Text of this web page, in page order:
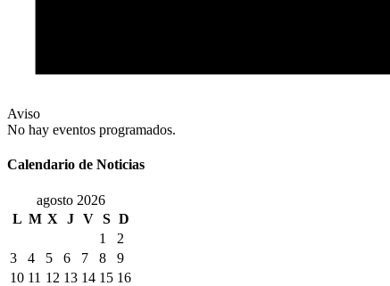
Aviso
No hay eventos programados.
Calendario de Noticias
agosto 2026
L M X J V S D
1
2
3
4 5 6 7 8
9
10 11 12 13 14 15 16